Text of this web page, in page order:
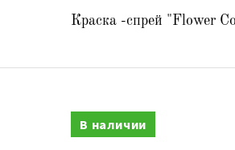
Краска -спрей "Flower
В наличии